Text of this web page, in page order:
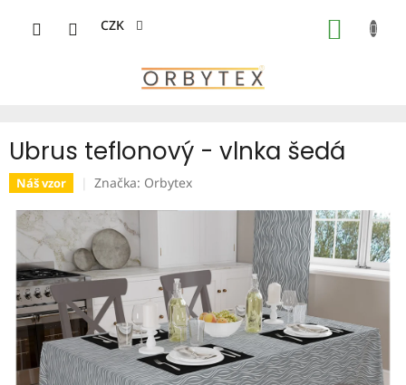
CZK
Ubrus teflonový - vlnka šedá
Náš vzor Značka: Orbytex